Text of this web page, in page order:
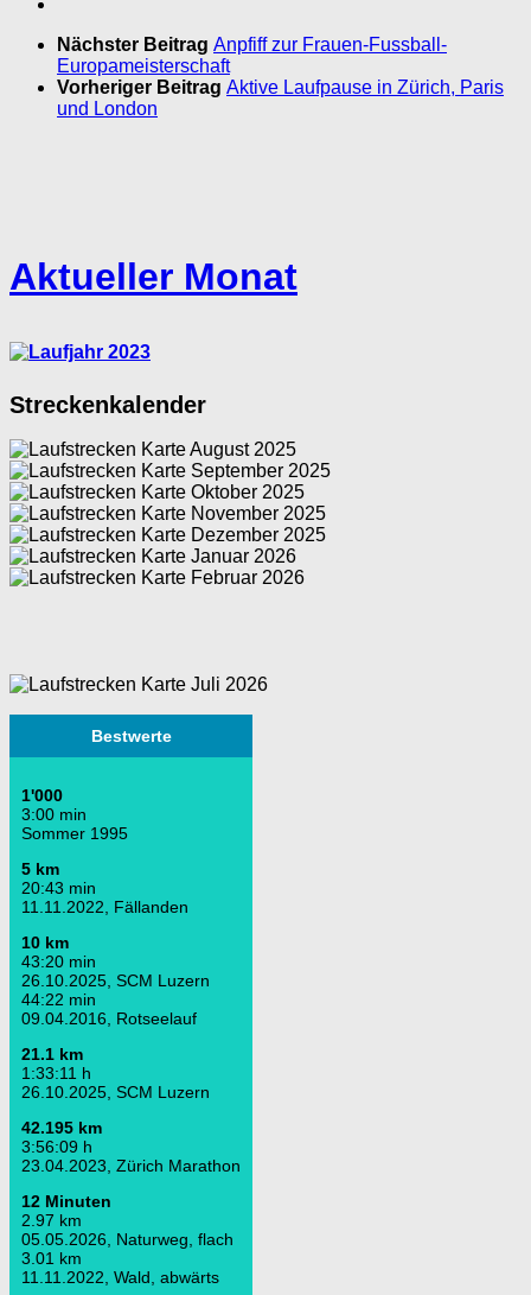
Nächster Beitrag Anpfiff zur Frauen-Fussball-
Europameisterschaft
Vorheriger Beitrag Aktive Laufpause in Zürich, Paris
und London
Aktueller Monat
Streckenkalender
Bestwerte
1'000
3:00 min
Sommer 1995
5 km
20:43 min
11.11.2022, Fällanden
10 km
43:20 min
26.10.2025, SCM Luzern
44:22 min
09.04.2016, Rotseelauf
21.1 km
1:33:11 h
26.10.2025, SCM Luzern
42.195 km
3:56:09 h
23.04.2023, Zürich Marathon
12 Minuten
2.97 km
05.05.2026, Naturweg, flach
3.01 km
11.11.2022, Wald, abwärts